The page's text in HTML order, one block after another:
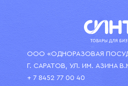
ООО «ОДНОРАЗОВАЯ
Г. САРАТОВ, УЛ. ИМ. АЗИНА
+ 7 8452 77 00 40